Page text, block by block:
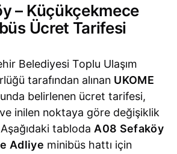
– Küçükçekmece
Ücret Tarifesi
Belediyesi Toplu Ulaşım
tarafından alınan UKOME
belirlenen ücret tarifesi,
inilen noktaya göre değişiklik
tabloda A08 Sefaköy
Adliye minibüs hattı için